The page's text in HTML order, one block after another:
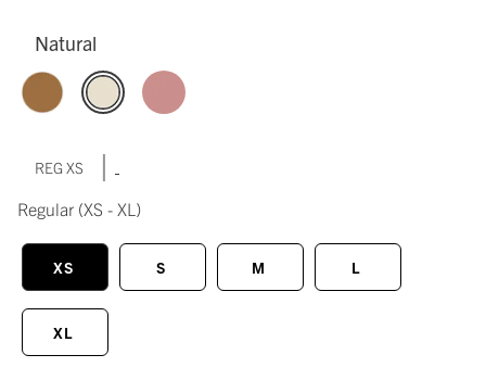
Natural
REG XS |
Regular (XS - XL)
XS S M L
XL